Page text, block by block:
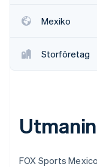
Mexiko
Storföretag
FOX Sports